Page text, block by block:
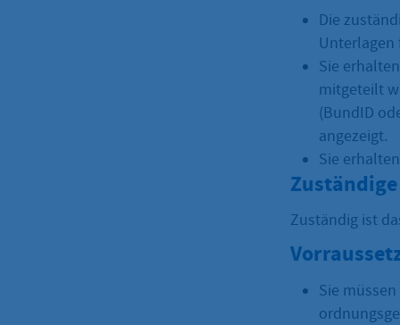
Die
Unterlagen
Sie
mitgeteilt
(BundID
angezeigt.
Sie
Zuständig ist
Sie